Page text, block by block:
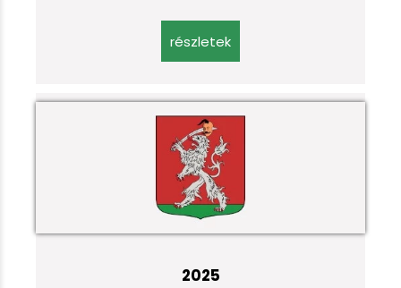
részletek
2025